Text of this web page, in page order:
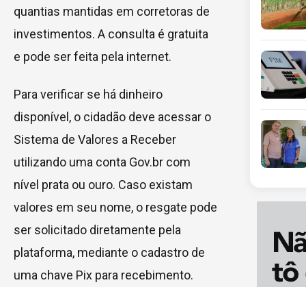
quantias mantidas em corretoras de
investimentos. A consulta é gratuita
e pode ser feita pela internet.
Para verificar se há dinheiro
disponível, o cidadão deve acessar o
Sistema de Valores a Receber
utilizando uma conta Gov.br com
nível prata ou ouro. Caso existam
valores em seu nome, o resgate pode
ser solicitado diretamente pela
plataforma, mediante o cadastro de
uma chave Pix para recebimento.